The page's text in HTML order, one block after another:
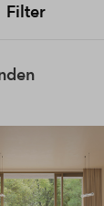
Filter